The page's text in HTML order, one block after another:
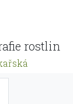
rostlin